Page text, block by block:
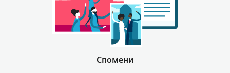
Спомени